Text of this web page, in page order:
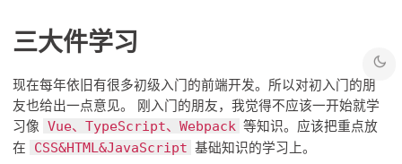
三大件学习
现在每年依旧有很多初级入门的前端开发。所以对初入门的朋
友也给出一点意见。 刚入门的朋友，我觉得不应该一开始就学
习像 Vue、TypeScript、Webpack 等知识。应该把重点放
在
CSS&HTML&JavaScript 基础知识的学习上。